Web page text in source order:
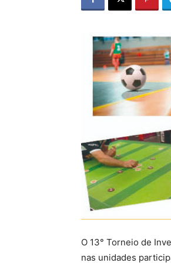
O 13° Torneio de
nas unidades